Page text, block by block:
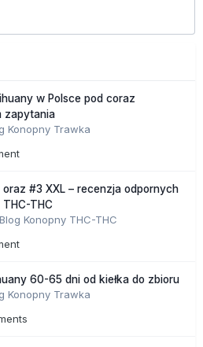
w Polsce pod coraz
zapytania
Konopny Trawka
oraz #3 XXL – recenzja odpornych
THC
Blog Konopny THC-THC
60-65 dni od kiełka do zbioru
Konopny Trawka